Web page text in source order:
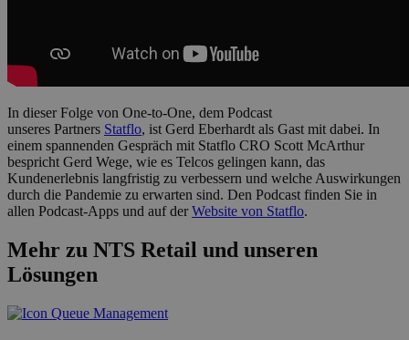
In dieser Folge von One-to-One, dem Podcast
unseres Partners Statflo, ist Gerd Eberhardt als Gast mit dabei. In
einem spannenden Gespräch mit Statflo CRO Scott McArthur
bespricht Gerd Wege, wie es Telcos gelingen kann, das
Kundenerlebnis langfristig zu verbessern und welche Auswirkungen
durch die Pandemie zu erwarten sind. Den Podcast finden Sie in
allen Podcast-Apps und auf derWebsite von Statflo.
Mehr zu NTS Retail und unseren
Lösungen